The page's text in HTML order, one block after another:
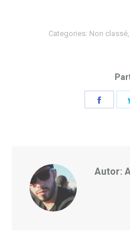
Categories: Non classé,
Autor: